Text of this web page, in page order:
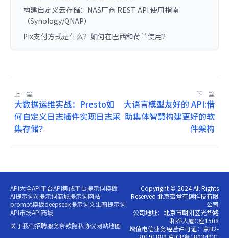
构建自定义云存储：NAS厂商 REST API 使用指南
（Synology/QNAP）
Pix支付方式是什么？如何在巴西和荷兰使用？
上一篇
大数据运维实战：Presto如
何自定义日志插件实现日志采
集存储？
下一篇
大语言模型友好的 API:借
助集体智慧构建更好的软
件架构
API大全API平台API集成平台提示词模板
AI提示词AI提示词商城提示词网站
prompt模板deepseek提示词文生图提示词
API市场API商城
关于我们招聘服务条款隐私协议网站地图
Copyright © 2024 All Rights
Reserved 北京蜜堂有信科技有限
公司
公司地址：北京市朝阳区光华路
和乔大厦C座1508
增值电信业务经营许可证：京B2-